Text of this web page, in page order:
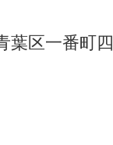
一番町四